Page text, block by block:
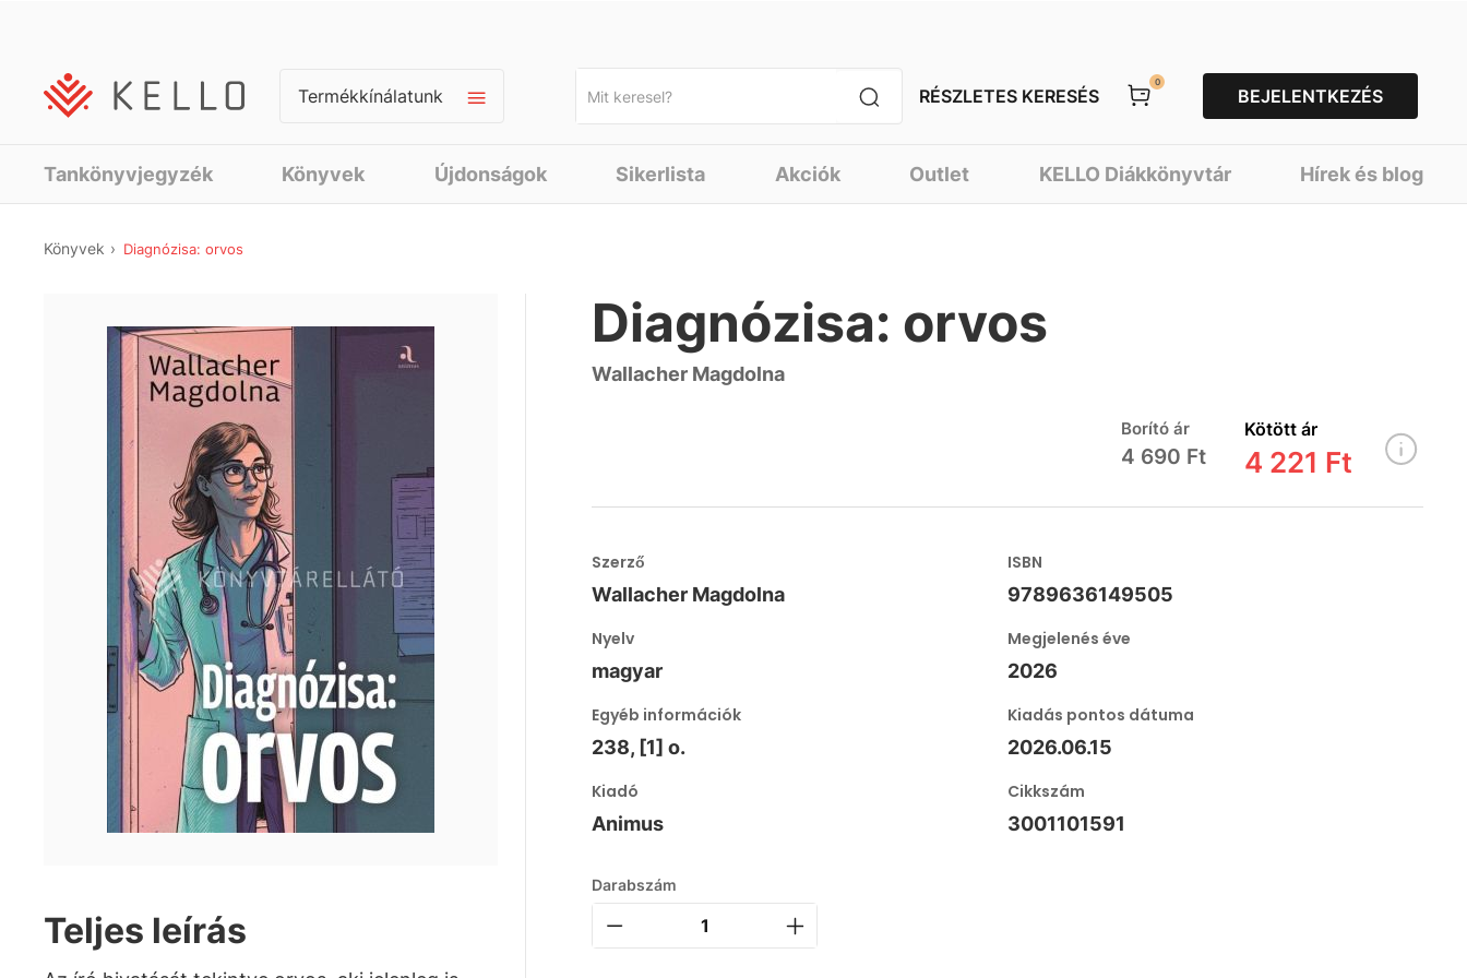
Termékkínálatunk RÉSZLETES KERESÉS
0
BEJELENTKEZÉS
Tankönyvjegyzék Könyvek Újdonságok Sikerlista Akciók Outlet KELLO Diákkönyvtár Hírek és blog
Könyvek Diagnózisa: orvos
Teljes leírás
Diagnózisa: orvos
Wallacher Magdolna
Borító ár
4 690 Ft
Kötött ár
4 221 Ft
Szerző
Wallacher Magdolna
ISBN
9789636149505
Nyelv
magyar
Megjelenés éve
2026
Egyéb információk
238, [1] o.
Kiadás pontos dátuma
2026.06.15
Kiadó
Animus
Cikkszám
3001101591
Darabszám